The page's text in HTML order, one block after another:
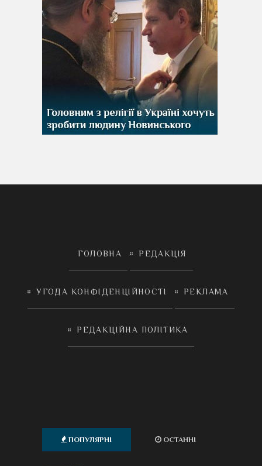
ГОЛОВНА РЕДАКЦІЯ
УГОДА КОНФІДЕНЦІЙНОСТІ РЕКЛАМА
РЕДАКЦІЙНА ПОЛІТИКА
ПОПУЛЯРНІ ОСТАННІ